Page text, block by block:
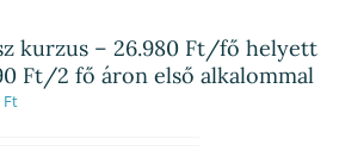
kurzus – 26.980 Ft/fő helyett
Ft/2 fő áron első alkalommal
Ft